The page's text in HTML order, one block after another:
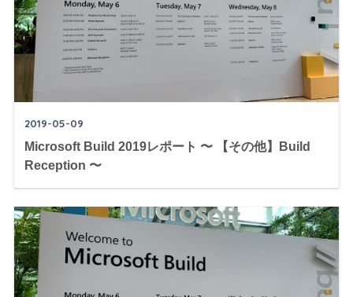
2019-05-09
Microsoft Build 2019レポート 〜 【その他】Build
Reception 〜